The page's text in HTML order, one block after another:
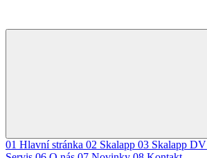
01 Hlavní stránka 02 Skalapp 03 Skalapp DV